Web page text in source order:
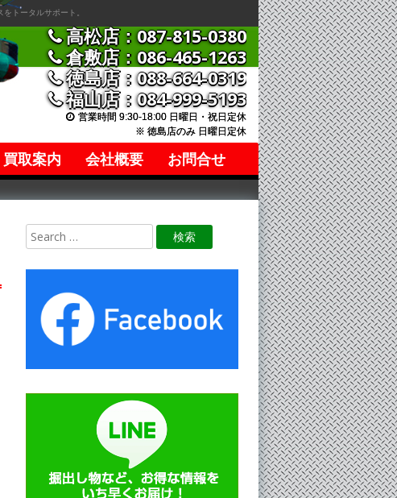
トータルサポート。
高松店：087-815-0380
倉敷店：086-465-1263
徳島店：088-664-0319
福山店：084-999-5193
営業時間 9:30-18:00 日曜日・祝日定休
※ 徳島店のみ 日曜日定休
買取案内 会社概要 お問合せ